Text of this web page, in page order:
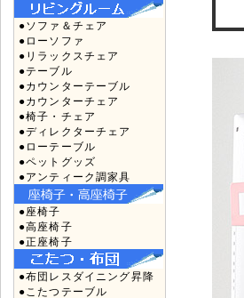
●ソファ＆チェア
●ローソファ
●リラックスチェア
●テーブル
●カウンターテーブル
●カウンターチェア
●椅子・チェア
●ディレクターチェア
●ローテーブル
●ペットグッズ
●アンティーク調家具
●座椅子
●高座椅子
●正座椅子
●布団レスダイニング昇降
●こたつテーブル